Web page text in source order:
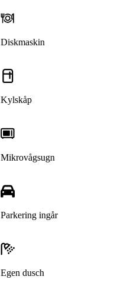
Diskmaskin
Kylskåp
Mikrovågsugn
Parkering ingår
Egen dusch